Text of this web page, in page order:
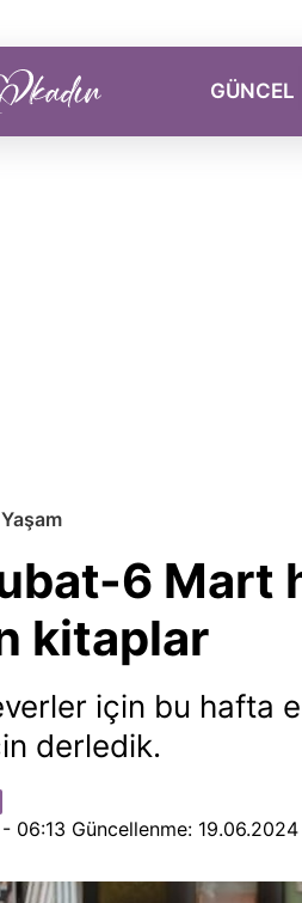
GÜNCEL
Yaşam
6 Mart
kitaplar
için bu hafta
derledik.
06:13 Güncellenme: